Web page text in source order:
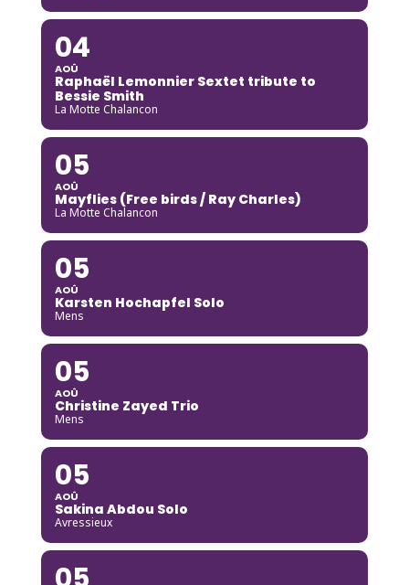
04
AOÛ
Raphaël Lemonnier Sextet tribute to
Bessie Smith
La Motte Chalancon
05
AOÛ
Mayflies (Free birds / Ray Charles)
La Motte Chalancon
05
AOÛ
Karsten Hochapfel Solo
Mens
05
AOÛ
Christine Zayed Trio
Mens
05
AOÛ
Sakina Abdou Solo
Avressieux